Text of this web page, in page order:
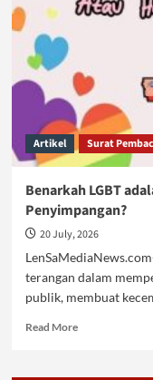
Sarat
Artikel Surat
Benarkah LGBT
Penyimpangan?
20 July, 2026
terangan dalam
publik, membuat
Read MoreRead
Benarkah